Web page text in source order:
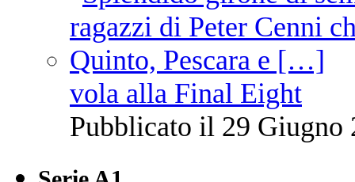
vola alla Final Eight
Pubblicato il 29 Giugno